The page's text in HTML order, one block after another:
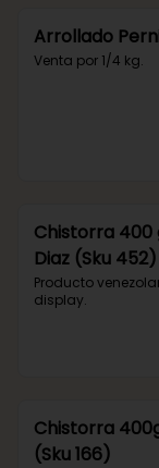
Arrollado
Venta por 1/4 kg.
Chistorra 400
Diaz (Sku 452)
Producto
display.
Chistorra
(Sku 166)